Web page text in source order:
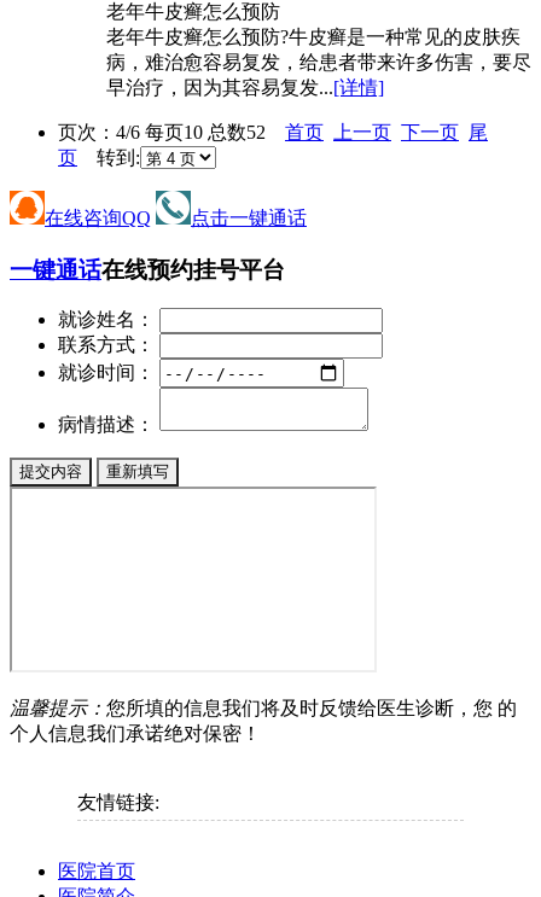
老年牛皮癣怎么预防
老年牛皮癣怎么预防?牛皮癣是一种常见的皮肤疾
病，难治愈容易复发，给患者带来许多伤害，要尽
早治疗，因为其容易复发...[详情]
页次：4/6 每页10 总数52 首页 上一页 下一页 尾
页 转到:
在线咨询QQ 点击一键通话
一键通话在线预约挂号平台
就诊姓名：
联系方式：
就诊时间：
病情描述：
温馨提示： 您所填的信息我们将及时反馈给医生诊断，您 的
个人信息我们承诺绝对保密！
友情链接:
医院首页